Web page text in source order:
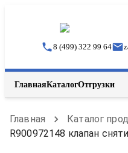
8 (499) 322 99 64
ГлавнаяКаталогОтгрузки
Главная
Каталог
R900972148 клапан